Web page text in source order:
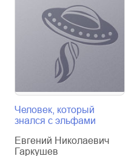
Человек, который
знался с эльфами
Евгений Николаевич
Гаркушев